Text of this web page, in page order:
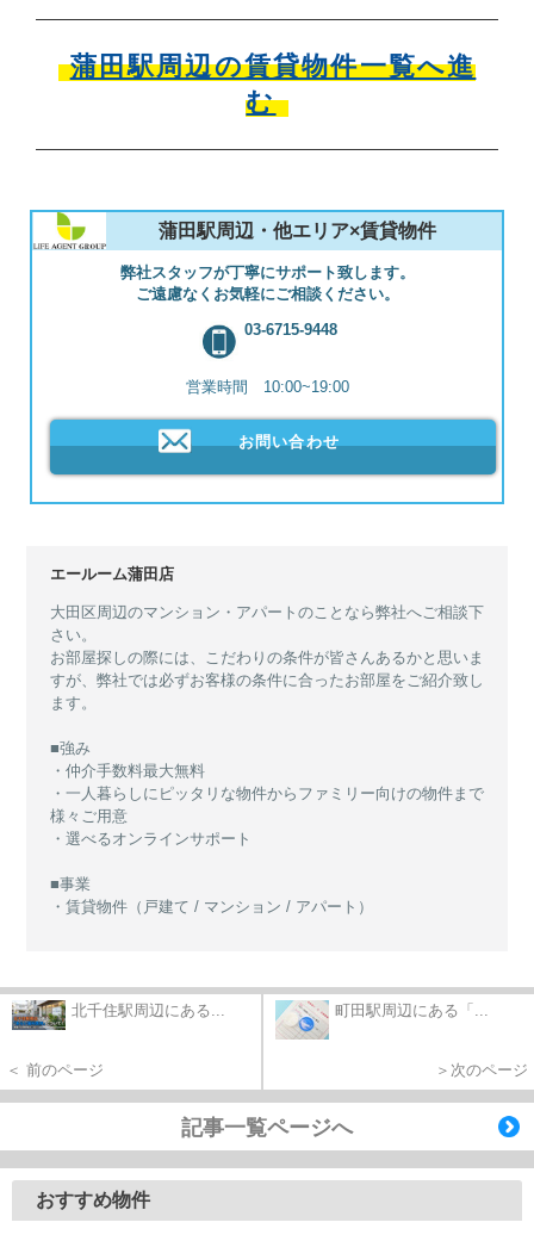
蒲田駅周辺の賃貸物件一覧へ進
む
蒲田駅周辺・他エリア×賃貸物件
弊社スタッフが丁寧にサポート致します。
ご遠慮なくお気軽にご相談ください。
03-6715-9448
営業時間 10:00~19:00
お問い合わせ
エールーム蒲田店
大田区周辺のマンション・アパートのことなら弊社へご相談下
さい。
お部屋探しの際には、こだわりの条件が皆さんあるかと思いま
すが、弊社では必ずお客様の条件に合ったお部屋をご紹介致し
ます。
■強み
・仲介手数料最大無料
・一人暮らしにピッタリな物件からファミリー向けの物件まで
様々ご用意
・選べるオンラインサポート
■事業
・賃貸物件（戸建て / マンション / アパート）
北千住駅周辺にある...
＜ 前のページ
町田駅周辺にある「...
＞次のページ
記事一覧ページへ
おすすめ物件